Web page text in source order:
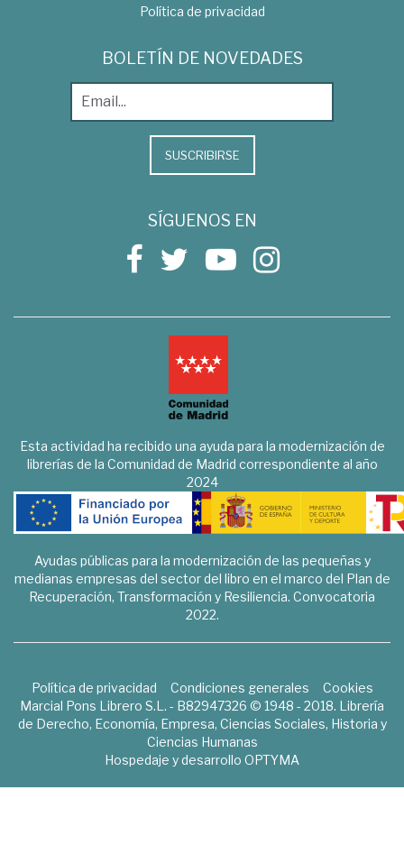
Política de privacidad
BOLETÍN DE NOVEDADES
SUSCRIBIRSE
SÍGUENOS EN
Esta actividad ha recibido una ayuda para la modernización de
librerías de la Comunidad de Madrid correspondiente al año
2024
Ayudas públicas para la modernización de las pequeñas y
medianas empresas del sector del libro en el marco del Plan de
Recuperación, Transformación y Resiliencia. Convocatoria
2022.
Política de privacidad Condiciones generales
Cookies
Marcial Pons Librero S.L. - B82947326 © 1948 - 2018. Librería
de Derecho, Economía, Empresa, Ciencias Sociales, Historia y
Ciencias Humanas
Hospedaje y desarrollo OPTYMA